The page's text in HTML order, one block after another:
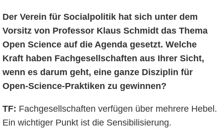
Der Verein für Socialpolitik hat sich unter dem
Vorsitz von Professor Klaus Schmidt das Thema
Open Science auf die Agenda gesetzt. Welche
Kraft haben Fachgesellschaften aus Ihrer Sicht,
wenn es darum geht, eine ganze Disziplin für
Open-Science-Praktiken zu gewinnen?
TF: Fachgesellschaften verfügen über mehrere Hebel.
Ein wichtiger Punkt ist die Sensibilisierung.